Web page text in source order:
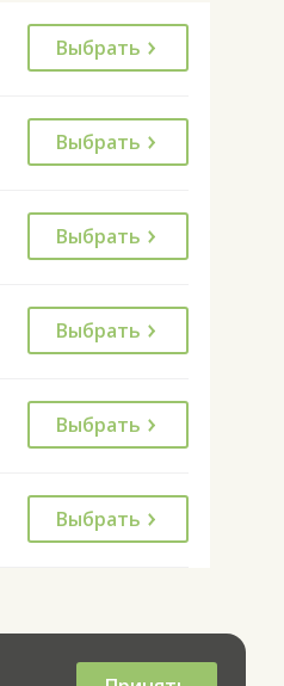
Выбрать
Выбрать
Выбрать
Выбрать
Выбрать
Выбрать